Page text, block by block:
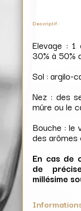
Descriptif :
Elevage :
30% à 50%
Sol : argilo-
Nez : des
mûre ou le
Bouche : le
des
En cas de
de
millésime